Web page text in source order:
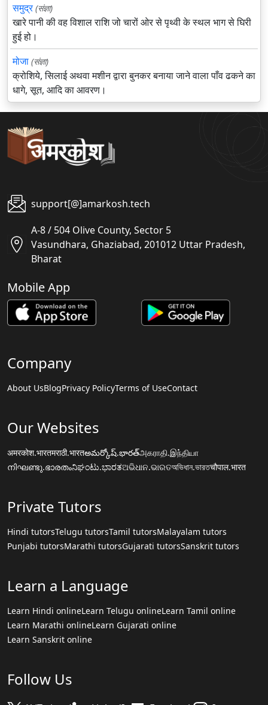
समुद्र (संज्ञा)
खारे पानी की वह विशाल राशि जो चारों ओर से पृथ्वी के स्थल भाग से घिरी
हुई हो।
मोजा (संज्ञा)
क्रोशिये, सिलाई अथवा मशीन द्वारा बुनकर बनाया जाने वाला पाँव ढकने का
धागे, सूत, आदि का आवरण।
support[@]amarkosh.tech
A-8 / 504 Olive County, Sector 5
Vasundhara, Ghaziabad, 201012 Uttar Pradesh,
Bharat
Mobile App
Company
About UsBlogPrivacy PolicyTerms of UseContact
Our Websites
अमरकोश.भारतमराठी.भारतఅమర్కోష్.భారత్அகராதி.இந்தியா
നിഘണ്ടു.ഭാരതംನಿಘಂಟು.ಭಾರತଅଭିଧାନ.ଭାରତঅভিধান.ভারতचौपाल.भारत
Private Tutors
Hindi tutorsTelugu tutorsTamil tutorsMalayalam tutors
Punjabi tutorsMarathi tutorsGujarati tutorsSanskrit tutors
Learn a Language
Learn Hindi onlineLearn Telugu onlineLearn Tamil online
Learn Marathi onlineLearn Gujarati online
Learn Sanskrit online
Follow Us